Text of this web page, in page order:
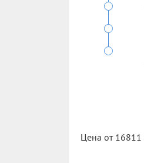
Цена от 16811